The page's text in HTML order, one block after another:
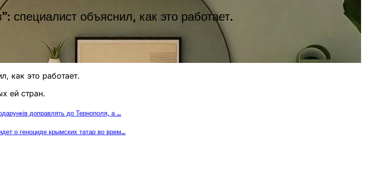
специалист объяснил, как это работает.
как это работает.
ей стран.
доправлять до Тернополя, а …
о геноциде крымских татар во врем…